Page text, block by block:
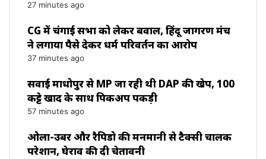
27 minutes ago
CG में चंगाई सभा को लेकर बवाल, हिंदू जागरण मंच
ने लगाया पैसे देकर धर्म परिवर्तन का आरोप
37 minutes ago
सवाई माधोपुर से MP जा रही थी DAP की खेप, 100
कट्टे खाद के साथ पिकअप पकड़ी
57 minutes ago
ओला-उबर और रैपिडो की मनमानी से टैक्सी चालक
परेशान, घेराव की दी चेतावनी